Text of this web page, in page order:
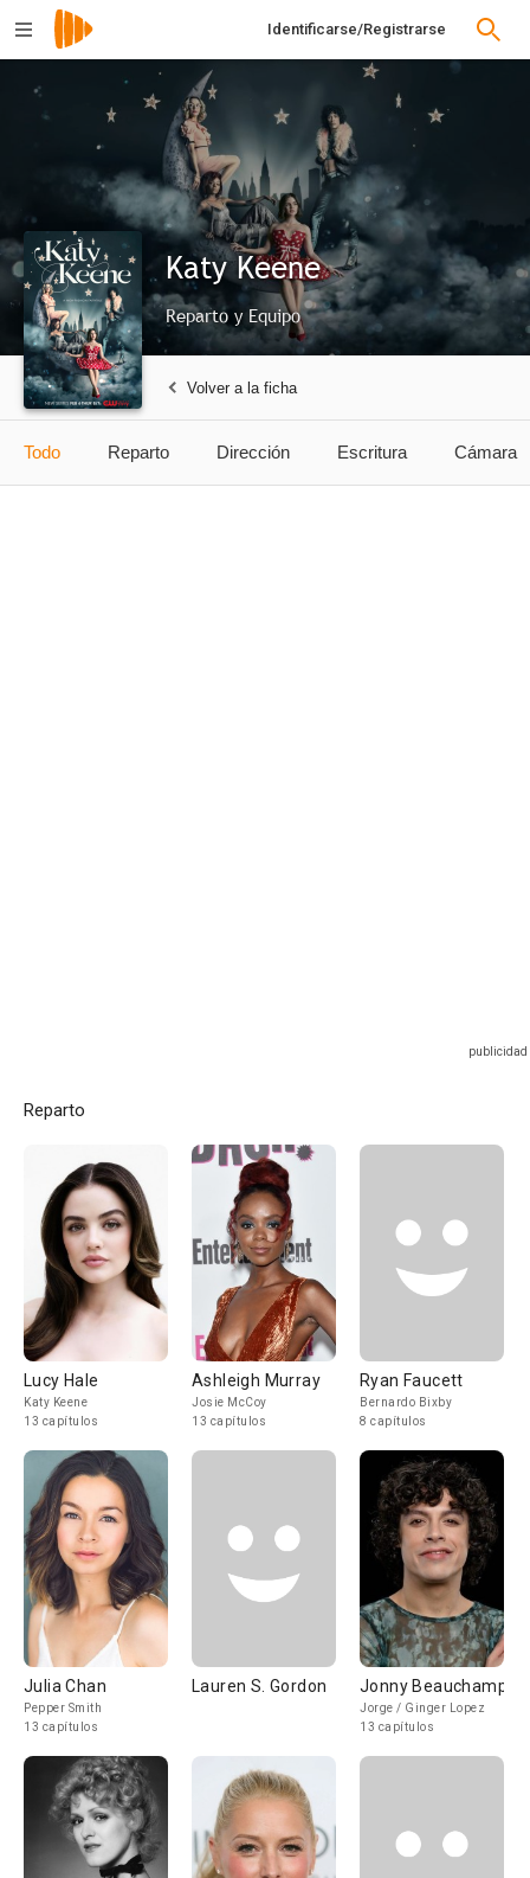
Identificarse/Registrarse
Katy Keene
Reparto y Equipo
Volver a la ficha
Todo Reparto Dirección Escritura Cámara
Reparto
Lucy Hale
Katy Keene
13 capítulos
Ashleigh Murray
Josie McCoy
13 capítulos
Ryan Faucett
Bernardo Bixby
8 capítulos
Julia Chan
Pepper Smith
13 capítulos
Lauren S. Gordon Jonny Beauchamp
Jorge / Ginger Lopez
13 capítulos